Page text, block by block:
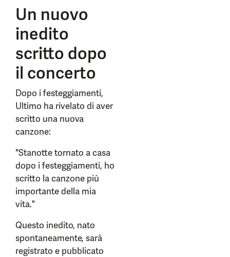
Un nuovo
inedito
scritto dopo
il concerto
Dopo i festeggiamenti,
Ultimo ha rivelato di aver
scritto una nuova
canzone:
"Stanotte tornato a casa
dopo i festeggiamenti, ho
scritto la canzone più
importante della mia
vita."
Questo inedito, nato
spontaneamente, sarà
registrato e pubblicato